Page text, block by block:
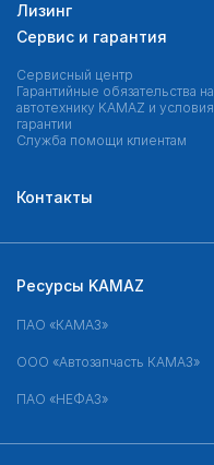
Лизинг
Сервис и гарантия
Сервисный центр
Гарантийные обязательства на
автотехнику KAMAZ и условия
гарантии
Служба помощи клиентам
Контакты
Ресурсы KAMAZ
ПАО «КАМАЗ»
ООО «Автозапчасть КАМАЗ»
ПАО «НЕФАЗ»